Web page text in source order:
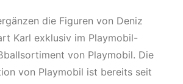
die Figuren von Deniz
Karl exklusiv im Playmobil-
von Playmobil. Die
von Playmobil ist bereits seit